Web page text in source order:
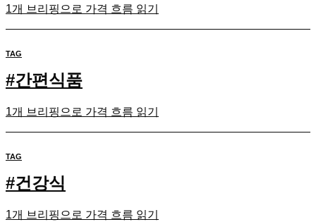
1개 브리핑으로 가격 흐름 읽기
TAG
#간편식품
1개 브리핑으로 가격 흐름 읽기
TAG
#건강식
1개 브리핑으로 가격 흐름 읽기